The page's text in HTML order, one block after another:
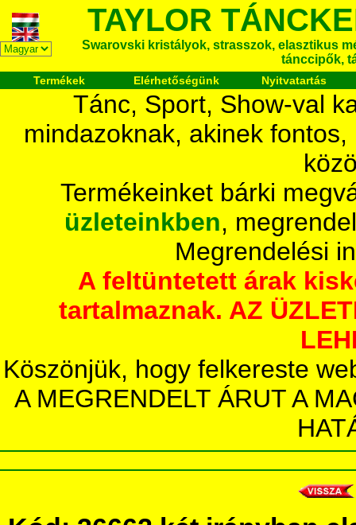
TAYLOR
Swarovski kristályok, strasszok, elasztikus
tánccipők,
Termékek Elérhetőségünk Nyitvatartás
Tánc, Sport, Show-val
mindazoknak, akinek
Termékeinket bárki
üzleteinkben,
Megrendelési
A feltüntetett árak
tartalmaznak. AZ
Köszönjük, hogy felkereste
A MEGRENDELT ÁRUT A